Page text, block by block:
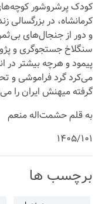
کودک پرشروشور
کرمانشاه، در بزرگسالی
و دور از جنجال‌های
سنگلاخ جستجوگری و
پیمود و هرچه بیشتر در
می‌کرد گرد فراموشی و
گرفته میهنش ایران را
به قلم حشمت‌اله منعم
۱۴۰۵/۱۰۱
برچسب ها